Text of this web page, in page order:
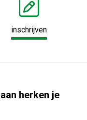
inschrijven
herken je